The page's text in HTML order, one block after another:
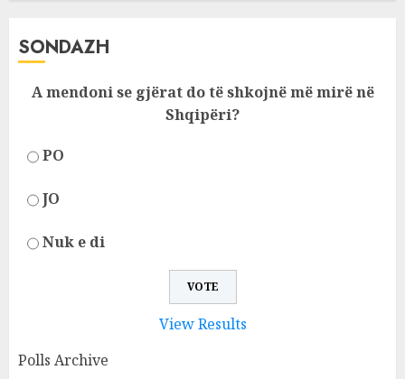
SONDAZH
A mendoni se gjërat do të shkojnë më mirë në
Shqipëri?
PO
JO
Nuk e di
View Results
Polls Archive